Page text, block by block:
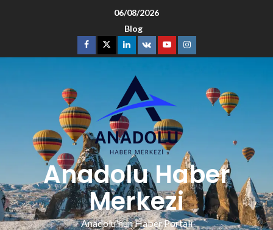
06/08/2026
Blog
Anadolu Haber
Merkezi
Anadolu'nun Haber Portalı